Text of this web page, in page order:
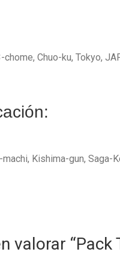
Chuo-ku, Tokyo,
machi, Kishima-gun, Saga-
valorar “Pack